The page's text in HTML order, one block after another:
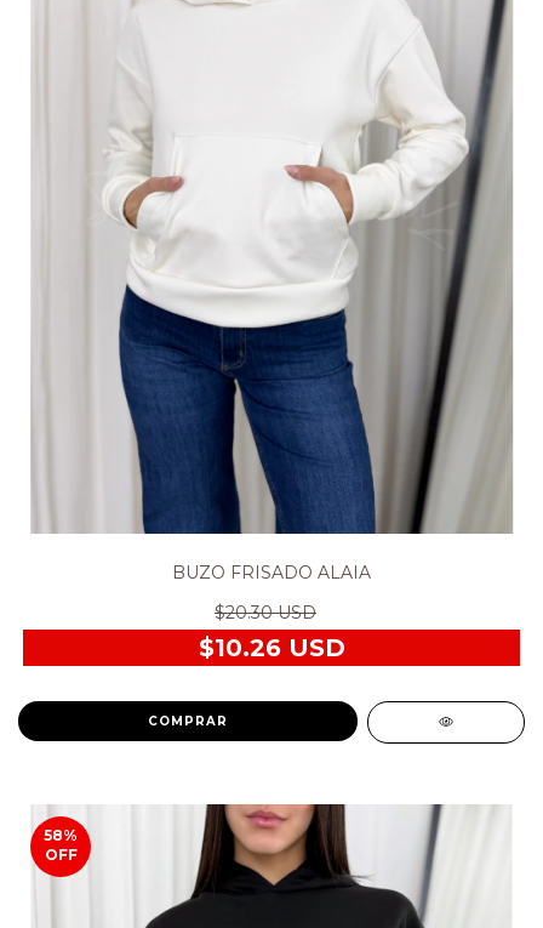
BUZO FRISADO ALAIA
$20.30 USD
$10.26 USD
COMPRAR
58%
OFF